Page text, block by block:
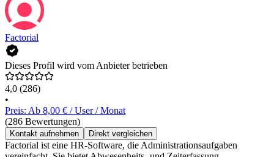
Factorial
Dieses Profil wird vom Anbieter betrieben
4,0 (286)
•
Preis: Ab 8,00 € / User / Monat
(286 Bewertungen)
Kontakt aufnehmen Direkt vergleichen
Factorial ist eine HR-Software, die Administrationsaufgaben